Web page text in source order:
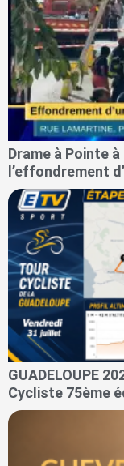
Drame à Pointe
l’effondrement
GUADELOUPE
Cycliste 75ème